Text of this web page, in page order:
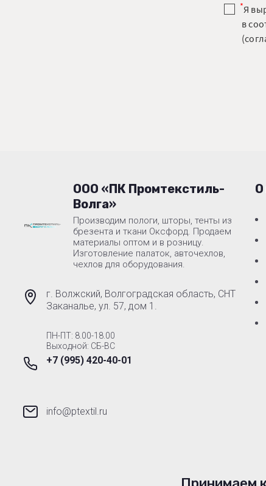
*Я
в
ООО «ПК Промтекстиль-
Волга»
Производим пологи, шторы, тенты из
брезента и ткани Оксфорд. Продаем
материалы оптом и в розницу.
Изготовление палаток, авточехлов,
чехлов для оборудования.
г. Волжский, Волгоградская область, СНТ
Заканалье, ул. 57, дом 1.
ПН-ПТ: 8.00-18.00
Выходной: СБ-ВС
+7 (995) 420-40-01
info@ptextil.ru
О